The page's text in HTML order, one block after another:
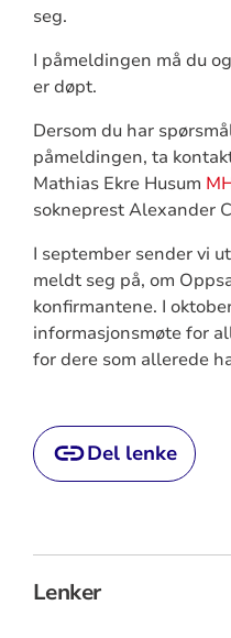
seg.
I påmeldingen må du
er døpt.
Dersom du har
påmeldingen, ta
Mathias Ekre Husum
sokneprest Alexander
I september sender vi
meldt seg på, om
konfirmantene. I
informasjonsmøte for
for dere som allerede
Del lenke
Lenker